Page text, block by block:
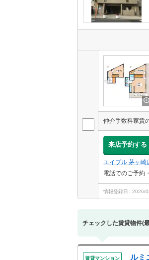
来店予約する
エイブル 茅ヶ崎
電話でのご予約
情報登録日 2026/
チェックした賃貸物件(
賃貸マンション ルミ